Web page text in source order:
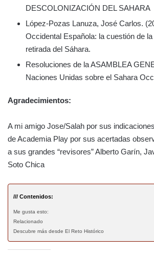
DESCOLONIZACIÓN DEL SAHARA
López-Pozas Lanuza, José Carlos.
Occidental Española: la cuestión de
retirada del Sáhara.
Resoluciones de la ASAMBLEA
Naciones Unidas sobre el Sahara
Agradecimientos:
A mi amigo Jose/Salah por sus
de Academia Play por sus acertadas
a sus grandes “revisores” Alberto Garín,
Soto Chica
/// Contenidos:
Me gusta esto:
Relacionado
Descubre más desde El Reto Histórico